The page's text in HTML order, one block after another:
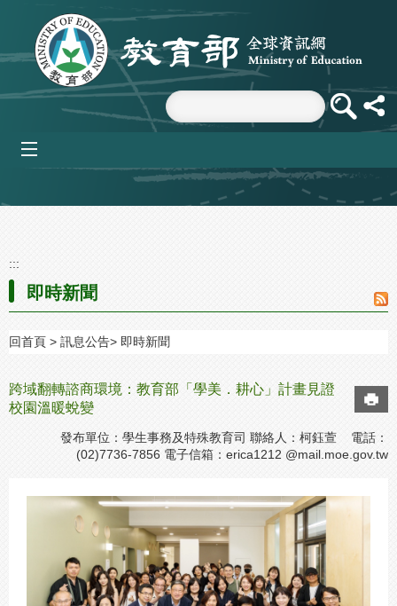
跳到主要內容區塊
:::
即時新聞
回首頁 訊息公告 即時新聞
跨域翻轉諮商環境：教育部「學美．耕心」計畫見證
校園溫暖蛻變
發布單位：學生事務及特殊教育司 聯絡人：柯鈺萱 電話：
(02)7736-7856 電子信箱： erica1212 @mail.moe.gov.tw